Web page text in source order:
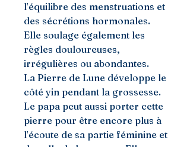
l’équilibre des menstruations et
des sécrétions hormonales.
Elle soulage également les
règles douloureuses,
irrégulières ou abondantes.
La Pierre de Lune développe le
côté yin pendant la grossesse.
Le papa peut aussi porter cette
pierre pour être encore plus à
l’écoute de sa partie féminine et